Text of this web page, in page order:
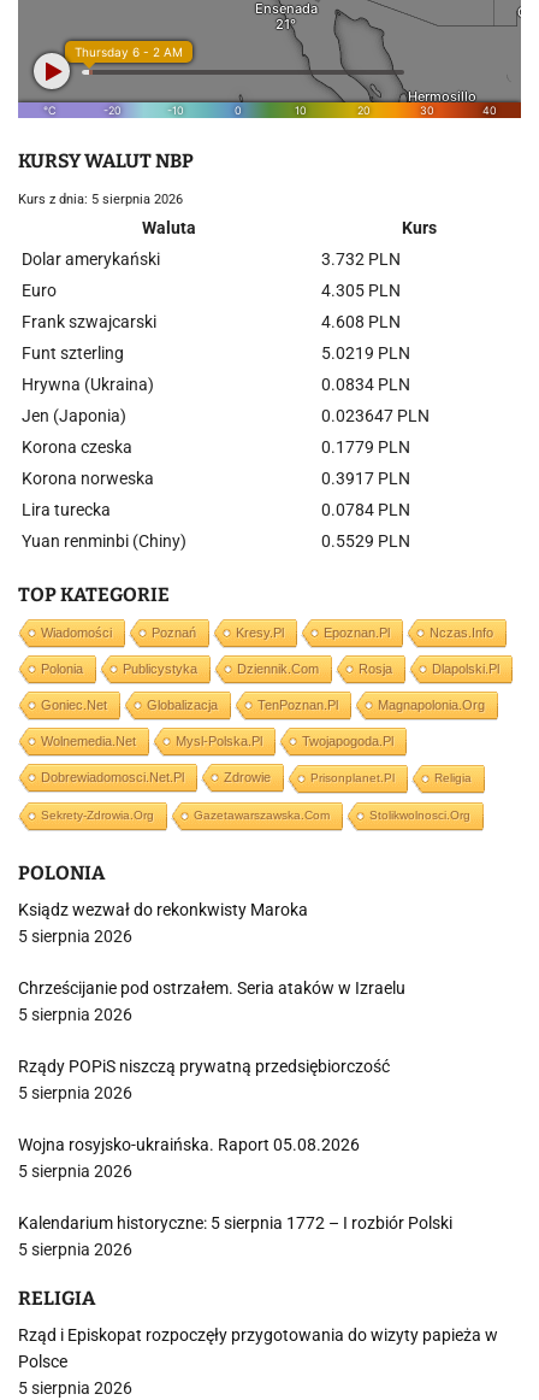
KURSY WALUT NBP
Kurs z dnia: 5 sierpnia 2026
Waluta
Kurs
Dolar amerykański
3.732 PLN
Euro
4.305 PLN
Frank szwajcarski
4.608 PLN
Funt szterling
5.0219 PLN
Hrywna (Ukraina)
0.0834 PLN
Jen (Japonia)
0.023647 PLN
Korona czeska
0.1779 PLN
Korona norweska
0.3917 PLN
Lira turecka
0.0784 PLN
Yuan renminbi (Chiny)
0.5529 PLN
TOP KATEGORIE
Wiadomości Poznań Kresy.pl Epoznan.pl Nczas.info
Polonia Publicystyka Dziennik.com Rosja Dlapolski.pl
Goniec.net Globalizacja TenPoznan.pl Magnapolonia.org
Wolnemedia.net Mysl-Polska.pl Twojapogoda.pl
Dobrewiadomosci.net.pl Zdrowie Prisonplanet.pl Religia
Sekrety-Zdrowia.org Gazetawarszawska.com Stolikwolnosci.org
POLONIA
Ksiądz wezwał do rekonkwisty Maroka
5 sierpnia 2026
Chrześcijanie pod ostrzałem. Seria ataków w Izraelu
5 sierpnia 2026
Rządy POPiS niszczą prywatną przedsiębiorczość
5 sierpnia 2026
Wojna rosyjsko-ukraińska. Raport 05.08.2026
5 sierpnia 2026
Kalendarium historyczne: 5 sierpnia 1772 – I rozbiór Polski
5 sierpnia 2026
RELIGIA
Rząd i Episkopat rozpoczęły przygotowania do wizyty papieża w
Polsce
5 sierpnia 2026